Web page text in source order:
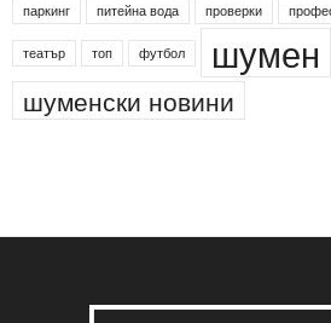
паркинг питейна вода проверки
театър топ футбол шумен
шуменски новини